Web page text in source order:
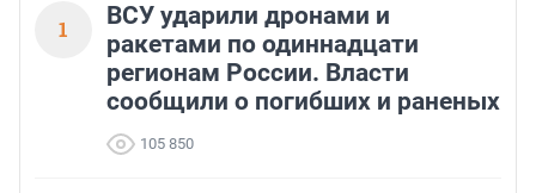
1
ВСУ ударили дронами и
ракетами по одиннадцати
регионам России. Власти
сообщили о погибших и раненых
105 850